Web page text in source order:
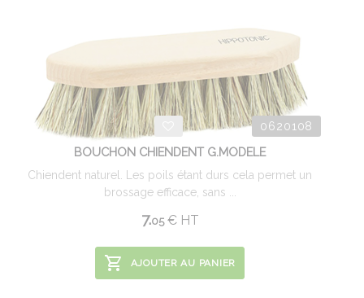
0620108
BOUCHON CHIENDENT G.MODELE
Chiendent naturel. Les poils étant durs cela permet un
brossage efficace, sans ...
7.05 €HT
AJOUTER AU PANIER